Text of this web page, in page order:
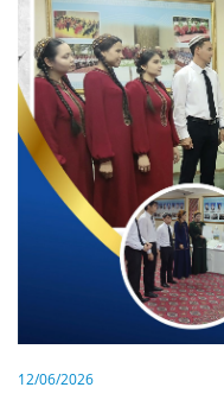
12/06/2026